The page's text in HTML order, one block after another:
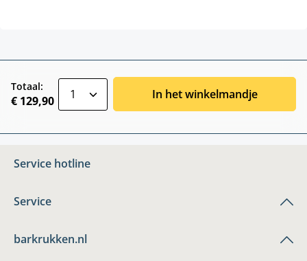
Totaal:
€ 129,90 In het winkelmandje
Service hotline
Service
barkrukken.nl